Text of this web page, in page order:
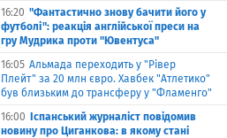
16:20 "Фантастично знову бачити його у
футболі": реакція англійської преси на
гру Мудрика проти "Ювентуса"
16:05 Альмада переходить у "Рівер
Плейт" за 20 млн євро. Хавбек "Атлетико"
був близьким до трансферу у "Фламенго"
16:00
Іспанський журналіст повідомив
новину про Циганкова: в якому стані